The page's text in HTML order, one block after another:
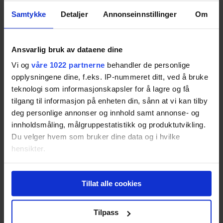
Samtykke Detaljer Annonseinnstillinger Om
Ansvarlig bruk av dataene dine
Vi og våre 1022 partnerne behandler de personlige
opplysningene dine, f.eks. IP-nummeret ditt, ved å bruke
teknologi som informasjonskapsler for å lagre og få
tilgang til informasjon på enheten din, sånn at vi kan tilby
deg personlige annonser og innhold samt annonse- og
innholdsmåling, målgruppestatistikk og produktutvikling.
Du velger hvem som bruker dine data og i hvilke
hensikter.
Hvis du gir oss lov, vil vi også gjerne:
Innhente informasjon om den geografiske
beliggenheten din, som kan være nøyaktig innenfor
Tillat alle cookies
Tilpass
Sony VPL-VW300ES
Resultatet er basert på17tester.
85
BenQ W2000
Resultatet er basert på19 tester.
84
Sony VPL-HW65ES
Resultatet er basert på9tester.Pris fra 3 029,-
83